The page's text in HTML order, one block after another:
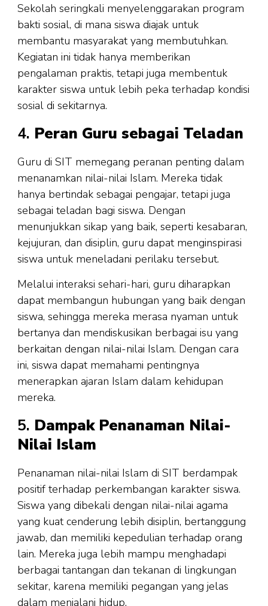
Sekolah seringkali menyelenggarakan program
bakti sosial, di mana siswa diajak untuk
membantu masyarakat yang membutuhkan.
Kegiatan ini tidak hanya memberikan
pengalaman praktis, tetapi juga membentuk
karakter siswa untuk lebih peka terhadap kondisi
sosial di sekitarnya.
4. Peran Guru sebagai Teladan
Guru di SIT memegang peranan penting dalam
menanamkan nilai-nilai Islam. Mereka tidak
hanya bertindak sebagai pengajar, tetapi juga
sebagai teladan bagi siswa. Dengan
menunjukkan sikap yang baik, seperti kesabaran,
kejujuran, dan disiplin, guru dapat menginspirasi
siswa untuk meneladani perilaku tersebut.
Melalui interaksi sehari-hari, guru diharapkan
dapat membangun hubungan yang baik dengan
siswa, sehingga mereka merasa nyaman untuk
bertanya dan mendiskusikan berbagai isu yang
berkaitan dengan nilai-nilai Islam. Dengan cara
ini, siswa dapat memahami pentingnya
menerapkan ajaran Islam dalam kehidupan
mereka.
5. Dampak Penanaman Nilai-
Nilai Islam
Penanaman nilai-nilai Islam di SIT berdampak
positif terhadap perkembangan karakter siswa.
Siswa yang dibekali dengan nilai-nilai agama
yang kuat cenderung lebih disiplin, bertanggung
jawab, dan memiliki kepedulian terhadap orang
lain. Mereka juga lebih mampu menghadapi
berbagai tantangan dan tekanan di lingkungan
sekitar, karena memiliki pegangan yang jelas
dalam menjalani hidup.